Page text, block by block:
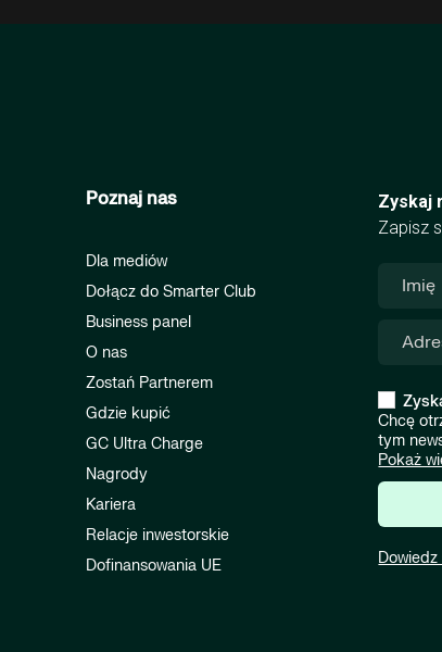
Poznaj nas
Dla mediów
Dołącz do Smarter Club
Business panel
O nas
Zostań Partnerem
Gdzie kupić
GC Ultra Charge
Nagrody
Kariera
Relacje inwestorskie
Dofinansowania UE
Zyskaj
Zapisz
Chcę
tym
Pokaż